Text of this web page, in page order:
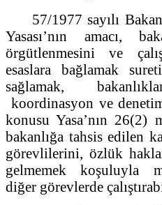
57/1977 sayılı
Yasası’nın amacı,
örgütlenmesini ve
esaslara bağlamak
sağlamak,
koordinasyon ve
konusu Yasa’nın 26(2)
bakanlığa tahsis edilen
görevlilerini, özlük
gelmemek koşuluyla
diğer görevlerde